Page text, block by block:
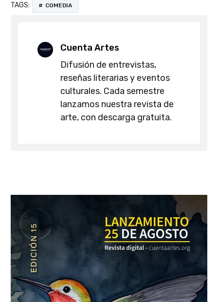
TAGS: COMEDIA
Cuenta Artes
Difusión de entrevistas,
reseñas literarias y eventos
culturales. Cada semestre
lanzamos nuestra revista de
arte, con descarga gratuita.